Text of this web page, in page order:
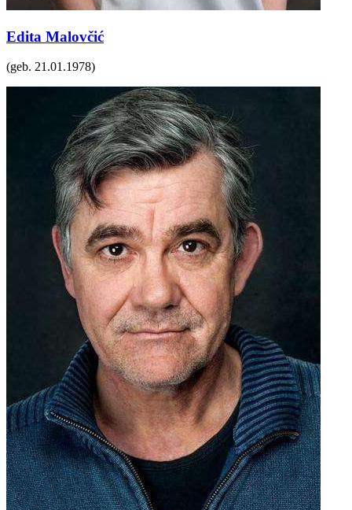
Edita Malovčić
(geb. 21.01.1978)